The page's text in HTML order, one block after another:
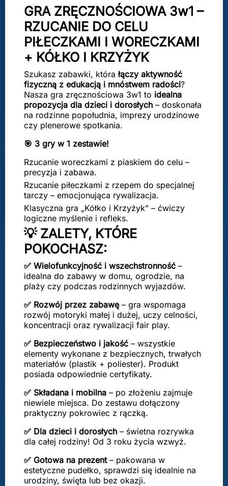
GRA ZRĘCZNOŚCIOWA 3w1 –
RZUCANIE DO CELU
PIŁECZKAMI I WORECZKAMI
+ KÓŁKO I KRZYŻYK
Szukasz zabawki, która łączy aktywność
fizyczną z edukacją i mnóstwem radości?
Nasza gra zręcznościowa 3w1 to idealna
propozycja dla dzieci i dorosłych – doskonała
na rodzinne popołudnia, imprezy urodzinowe
czy plenerowe spotkania.
🎯 3 gry w 1 zestawie!
Rzucanie woreczkami z piaskiem do celu –
precyzja i zabawa.
Rzucanie piłeczkami z rzepem do specjalnej
tarczy – emocjonująca rywalizacja.
Klasyczna gra „Kółko i Krzyżyk” – ćwiczy
logiczne myślenie i refleks.
💡 ZALETY, KTÓRE
POKOCHASZ:
✅ Wielofunkcyjność i wszechstronność –
idealna do zabawy w domu, ogrodzie, na
plaży czy podczas rodzinnych wyjazdów.
✅ Rozwój przez zabawę– gra wspomaga
rozwój motoryki małej i dużej, uczy celności,
koncentracji oraz rywalizacji fair play.
✅ Bezpieczeństwo i jakość – wszystkie
elementy wykonane z bezpiecznych, trwałych
materiałów (plastik + poliester). Produkt
posiada odpowiednie certyfikaty.
✅ Składana i mobilna – po złożeniu zajmuje
niewiele miejsca. Do zestawu dołączony
praktyczny pokrowiec z rączką.
✅ Dla dzieci i dorosłych – świetna rozrywka
dla całej rodziny! Od 3 roku życia wzwyż.
✅ Gotowa na prezent– pakowana w
estetyczne pudełko, sprawdzi się idealnie na
urodziny, święta lub bez okazji.